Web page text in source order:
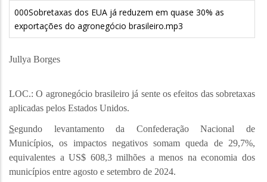
000Sobretaxas dos EUA já reduzem em quase 30% as
exportações do agronegócio brasileiro.mp3
Jullya Borges
LOC.: O agronegócio brasileiro já sente os efeitos das sobretaxas
aplicadas pelos Estados Unidos.
Segundo levantamento da Confederação Nacional de
Municípios, os impactos negativos somam queda de 29,7%,
equivalentes a US$ 608,3 milhões a menos na economia dos
municípios entre agosto e setembro de 2024.